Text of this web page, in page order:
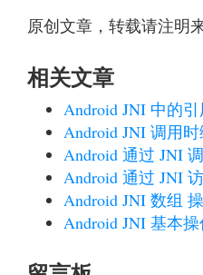
原创文章，转载请注明
相关文章
Android JNI 中的
Android JNI 调用
Android 通过 JNI
Android 通过 JNI
Android JNI 数组
Android JNI 基本